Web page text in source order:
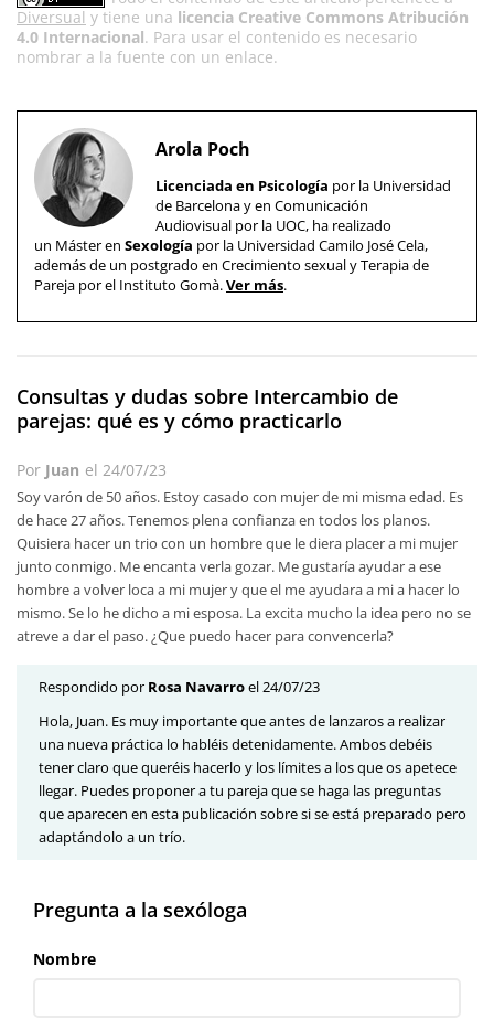
Diversual y tiene una licencia Creative Commons Atribución
4.0 Internacional. Para usar el contenido es necesario
nombrar a la fuente con un enlace.
Arola Poch
Licenciada en Psicología por la Universidad
de Barcelona y en Comunicación
Audiovisual por la UOC, ha realizado
un Máster en Sexología por la Universidad Camilo José Cela,
además de un postgrado en Crecimiento sexual y Terapia de
Pareja por el Instituto Gomà.Ver más.
Consultas y dudas sobre Intercambio de
parejas: qué es y cómo practicarlo
Por Juan el 24/07/23
Soy varón de 50 años. Estoy casado con mujer de mi misma edad. Es
de hace 27 años. Tenemos plena confianza en todos los planos.
Quisiera hacer un trio con un hombre que le diera placer a mi mujer
junto conmigo. Me encanta verla gozar. Me gustaría ayudar a ese
hombre a volver loca a mi mujer y que el me ayudara a mi a hacer lo
mismo. Se lo he dicho a mi esposa. La excita mucho la idea pero no se
atreve a dar el paso. ¿Que puedo hacer para convencerla?
Respondido por Rosa Navarroel 24/07/23
Hola, Juan. Es muy importante que antes de lanzaros a realizar
una nueva práctica lo habléis detenidamente. Ambos debéis
tener claro que queréis hacerlo y los límites a los que os apetece
llegar. Puedes proponer a tu pareja que se haga las preguntas
que aparecen en esta publicación sobre si se está preparado pero
adaptándolo a un trío.
Pregunta a la sexóloga
Nombre